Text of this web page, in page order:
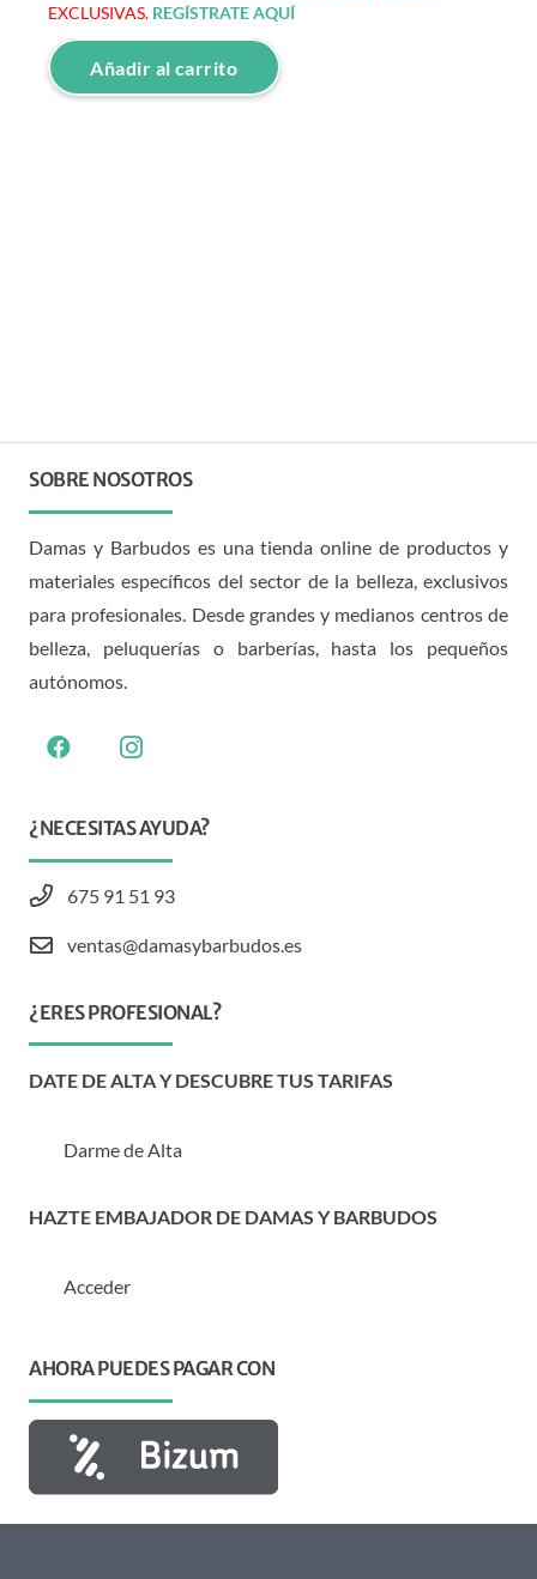
EXCLUSIVAS. REGÍSTRATE AQUÍ
Añadir al carrito
SOBRE NOSOTROS
Damas y Barbudos es una tienda online de productos y
materiales específicos del sector de la belleza, exclusivos
para profesionales. Desde grandes y medianos centros de
belleza, peluquerías o barberías, hasta los pequeños
autónomos.
¿NECESITAS AYUDA?
675 91 51 93
ventas@damasybarbudos.es
¿ERES PROFESIONAL?
DATE DE ALTA Y DESCUBRE TUS TARIFAS
Darme de Alta
HAZTE EMBAJADOR DE DAMAS Y BARBUDOS
Acceder
AHORA PUEDES PAGAR CON